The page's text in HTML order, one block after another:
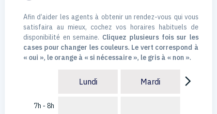
Afin d’aider les agents à obtenir un rendez-vous qui vous
satisfaira au mieux, cochez vos horaires habituels de
disponibilité en semaine. Cliquez plusieurs fois sur les
cases pour changer les couleurs. Le vert correspond à
« oui », le orange à « si nécessaire », le gris à « non ».
7h - 8h
Lundi Mardi arrow_forward_ios